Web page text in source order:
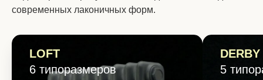
современных лаконичных форм.
LOFT
6 типоразмеров
DERBY
5